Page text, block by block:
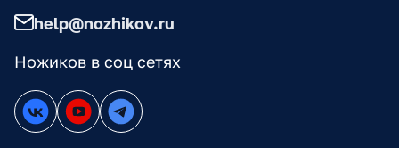
Ножиков в соц сетях
help@nozhikov.ru